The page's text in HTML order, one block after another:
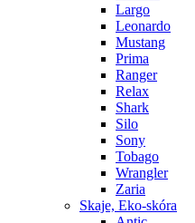
Largo
Leonardo
Mustang
Prima
Ranger
Relax
Shark
Silo
Sony
Tobago
Wrangler
Zaria
Skaje, Eko-skóra